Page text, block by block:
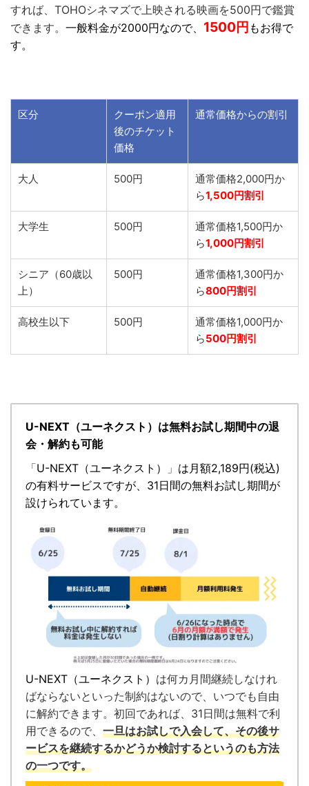
すれば、TOHOシネマズで上映される映画を500円で鑑賞
できます。 一般料金が2000円なので、 1500円 もお得で
す。
区分
クーポン適用
後のチケット
価格
通常価格からの割引
大人 500円
通常価格2,000円か
ら1,500円割引
大学生 500円
通常価格1,500円か
ら1,000円割引
シニア（60歳以
上）
500円
通常価格1,300円か
ら800円割引
高校生以下 500円
通常価格1,000円か
ら500円割引
U-NEXT（ユーネクスト）は無料お試し期間中の退
会・解約も可能
「U-NEXT（ユーネクスト） 」 は月額2,189円(税込)
の有料サービスですが、 31日間の無料お試し期間が
設けられています。
U-NEXT（ユーネクスト） は何カ月間継続しなけれ
ばならないといった制約はないので、いつでも自由
に解約できます。 初回であれば、31日間は無料で利
用できるので、 一旦はお試しで入会して、その後サ
ービスを継続するかどうか検討するというのも方法
の一つです。